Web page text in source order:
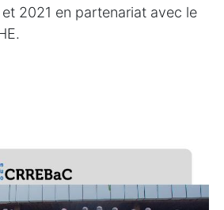
2021 en partenariat avec le